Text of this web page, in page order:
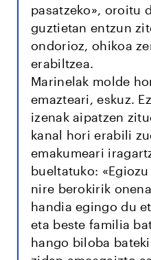
pasatzeko», oroitu
guztietan entzun
ondorioz, ohikoa
erabiltzea.
Marinelak molde
emazteari, eskuz.
izenak aipatzen
kanal hori erabili
emakumeari
bueltatuko:
nire berokirik
handia egingo du
eta beste familia
hango biloba